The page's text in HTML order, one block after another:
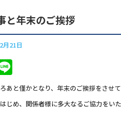
と年末のご挨拶
月21日
n
e
あと僅かとなり、年末のご挨拶をさせ
じめ、関係者様に多大なるご協力をい